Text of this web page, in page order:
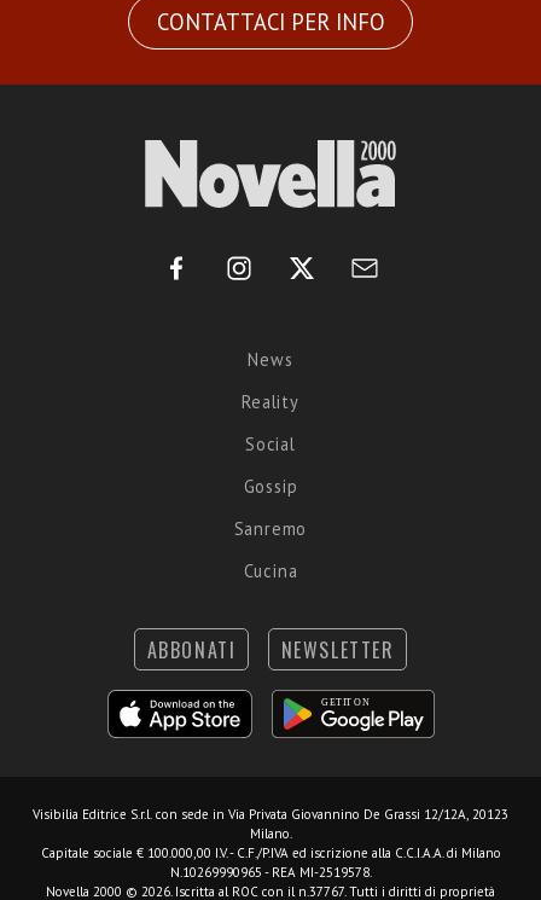
CONTATTACI PER INFO
News
Reality
Social
Gossip
Sanremo
Cucina
ABBONATI NEWSLETTER
Visibilia Editrice S.r.l. con sede in Via Privata Giovannino De Grassi 12/12A, 20123
Milano.
Capitale sociale € 100.000,00 I.V. - C.F./P.IVA ed iscrizione alla C.C.I.A.A. di Milano
N.10269990965 - REA MI-2519578.
Novella 2000 © 2026. Iscritta al ROC con il n.37767. Tutti i diritti di proprietà